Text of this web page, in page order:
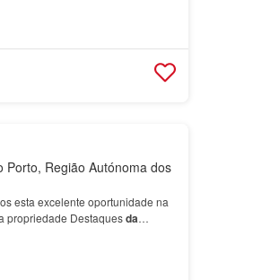
Região Autónoma dos
esta excelente oportunidade na
propriedade Destaquesda
total d…